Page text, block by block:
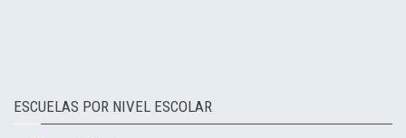
ESCUELAS POR NIVEL ESCOLAR